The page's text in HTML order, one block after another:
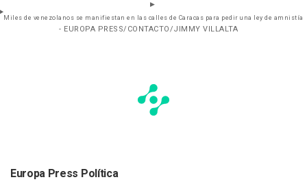
Miles de venezolanos se manifiestan en las calles de Caracas para pedir una ley de amnistía
- EUROPA PRESS/CONTACTO/JIMMY VILLALTA
Europa Press Política